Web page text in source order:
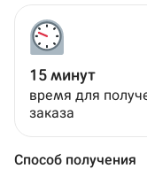
15 минут
время для
заказа
Способ получения